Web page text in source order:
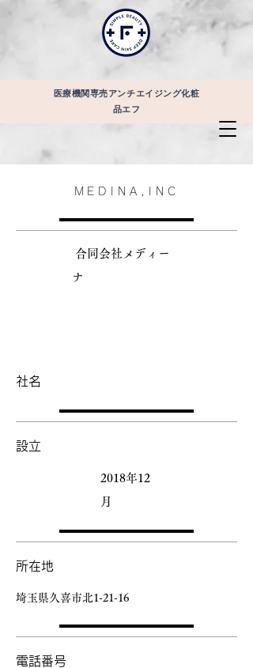
医療機関専売アンチエイジング化粧
品エフ
MEDINA,INC
合同会社メディー
ナ
社名
​設立
2018年12
月
所在地
​埼玉県久喜市北1-21-16
電話番号